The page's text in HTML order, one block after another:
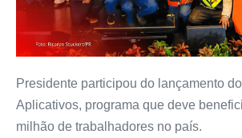
Presidente participou do lançamento
Aplicativos, programa que deve
milhão de trabalhadores no país.